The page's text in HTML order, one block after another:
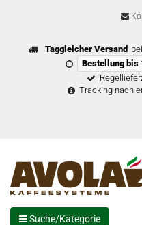
Taggleicher Versand
Bestellung
Tracking nach
Suche/Kategorie